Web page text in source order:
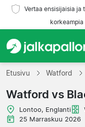
Vertaa ensisijaisia ja
Etusivu
Joukkueet
Liigat
Etusivu Watford
Watford vs
Lontoo, Englanti
25 Marraskuu 2026